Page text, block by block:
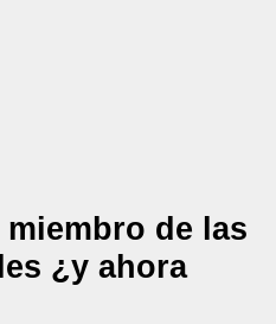
de las
¿y ahora